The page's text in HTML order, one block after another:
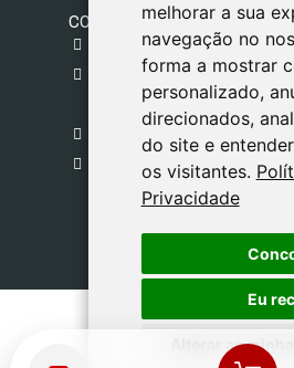
melhorar a sua
navegação no
forma a mostrar
personalizado,
direcionados,
do site e
os visitantes.
Privacidade
Eu
Alterar as
melhorar a sua
navegação no
forma a mostrar
personalizado,
direcionados,
do site e
os visitantes.
Privacidade
Eu
Alterar as
CONTACTO
gestion@safeliz.com
C. del Pradillo, 6, 28770
Madrid
+34 918 459 877
Segunda a Sexta
09:00 - 13:00